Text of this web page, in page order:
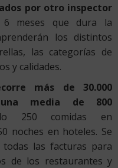
por otro inspector
meses que dura la
los distintos
las categorías de
y calidades.
más de 30.000
media de 800
250 comidas en
noches en hoteles. Se
las facturas para
de los restaurantes y